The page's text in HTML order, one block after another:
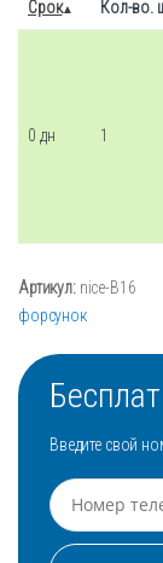
Срок Кол-во.
0 дн 1
Артикул: nice-B16
форсунок
Введите свой